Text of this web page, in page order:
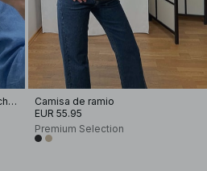
Camisa de lino con mangas anchas
Camisa de ramio
EUR 55.95
Premium Selection